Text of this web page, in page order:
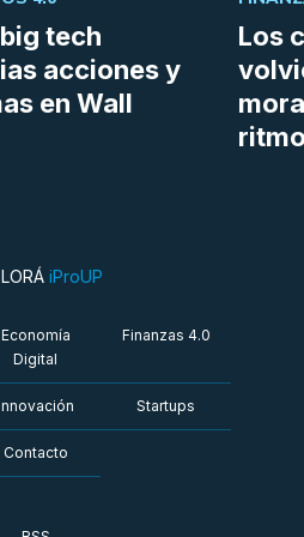
tech
acciones y
en Wall
Los
iProUP
Economía
Digital
Finanzas 4.0
Startups
Contacto